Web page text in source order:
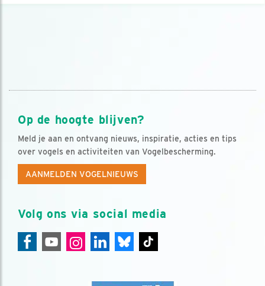
Op de hoogte blijven?
Meld je aan en ontvang nieuws, inspiratie, acties en tips
over vogels en activiteiten van Vogelbescherming.
AANMELDEN VOGELNIEUWS
Volg ons via social media